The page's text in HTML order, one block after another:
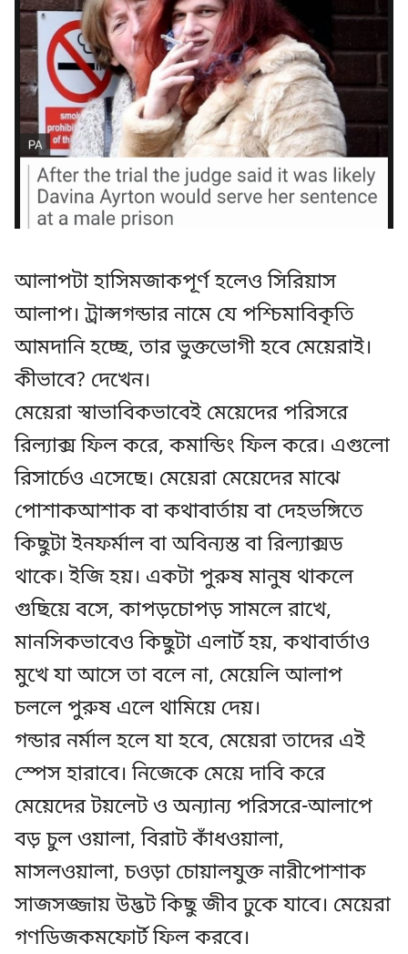
আলাপটা হাসিমজাকপূর্ণ হলেও সিরিয়াস
আলাপ। ট্রান্সগন্ডার নামে যে পশ্চিমাবিকৃতি
আমদানি হচ্ছে, তার ভুক্তভোগী হবে মেয়েরাই।
কীভাবে? দেখেন।
মেয়েরা স্বাভাবিকভাবেই মেয়েদের পরিসরে
রিল্যাক্স ফিল করে, কমান্ডিং ফিল করে। এগুলো
রিসার্চেও এসেছে। মেয়েরা মেয়েদের মাঝে
পোশাকআশাক বা কথাবার্তায় বা দেহভঙ্গিতে
কিছুটা ইনফর্মাল বা অবিন্যস্ত বা রিল্যাক্সড
থাকে। ইজি হয়। একটা পুরুষ মানুষ থাকলে
গুছিয়ে বসে, কাপড়চোপড় সামলে রাখে,
মানসিকভাবেও কিছুটা এলার্ট হয়, কথাবার্তাও
মুখে যা আসে তা বলে না, মেয়েলি আলাপ
চললে পুরুষ এলে থামিয়ে দেয়।
গন্ডার নর্মাল হলে যা হবে, মেয়েরা তাদের এই
স্পেস হারাবে। নিজেকে মেয়ে দাবি করে
মেয়েদের টয়লেট ও অন্যান্য পরিসরে-আলাপে
বড় চুল ওয়ালা, বিরাট কাঁধওয়ালা,
মাসলওয়ালা, চওড়া চোয়ালযুক্ত নারীপোশাক
সাজসজ্জায় উদ্ভট কিছু জীব ঢুকে যাবে। মেয়েরা
গণডিজকমফোর্ট ফিল করবে।